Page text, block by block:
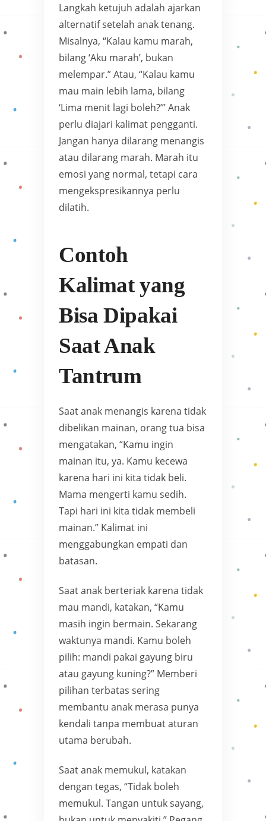
Langkah ketujuh adalah ajarkan
alternatif setelah anak tenang.
Misalnya, “Kalau kamu marah,
bilang ‘Aku marah’, bukan
melempar.” Atau, “Kalau kamu
mau main lebih lama, bilang
‘Lima menit lagi boleh?’” Anak
perlu diajari kalimat pengganti.
Jangan hanya dilarang menangis
atau dilarang marah. Marah itu
emosi yang normal, tetapi cara
mengekspresikannya perlu
dilatih.
Contoh
Kalimat yang
Bisa Dipakai
Saat Anak
Tantrum
Saat anak menangis karena tidak
dibelikan mainan, orang tua bisa
mengatakan, “Kamu ingin
mainan itu, ya. Kamu kecewa
karena hari ini kita tidak beli.
Mama mengerti kamu sedih.
Tapi hari ini kita tidak membeli
mainan.” Kalimat ini
menggabungkan empati dan
batasan.
Saat anak berteriak karena tidak
mau mandi, katakan, “Kamu
masih ingin bermain. Sekarang
waktunya mandi. Kamu boleh
pilih: mandi pakai gayung biru
atau gayung kuning?” Memberi
pilihan terbatas sering
membantu anak merasa punya
kendali tanpa membuat aturan
utama berubah.
Saat anak memukul, katakan
dengan tegas, “Tidak boleh
memukul. Tangan untuk sayang,